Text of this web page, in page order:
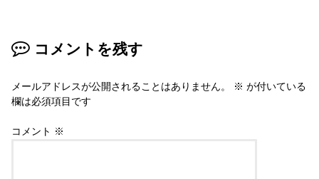
コメントを残す
メールアドレスが公開されることはありません。 ※ が付いている
欄は必須項目です
コメント ※